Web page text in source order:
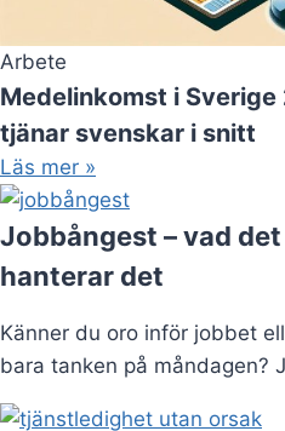
Arbete
Medelinkomst i
tjänar svenskar i snitt
Läs mer »
Jobbångest – vad
hanterar det
Känner du oro inför jobbet
bara tanken på måndagen?